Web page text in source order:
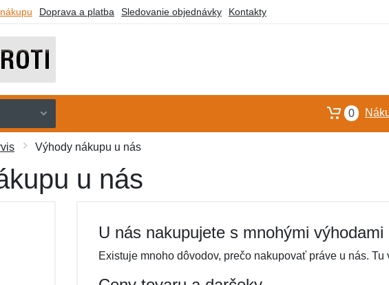
Doprava a platba Sledovanie objednávky Kontakty
0
Výhody nákupu u nás
u nás
U nás nakupujete s mnohými výhodami
Existuje mnoho dôvodov, prečo nakupovať práve u nás.